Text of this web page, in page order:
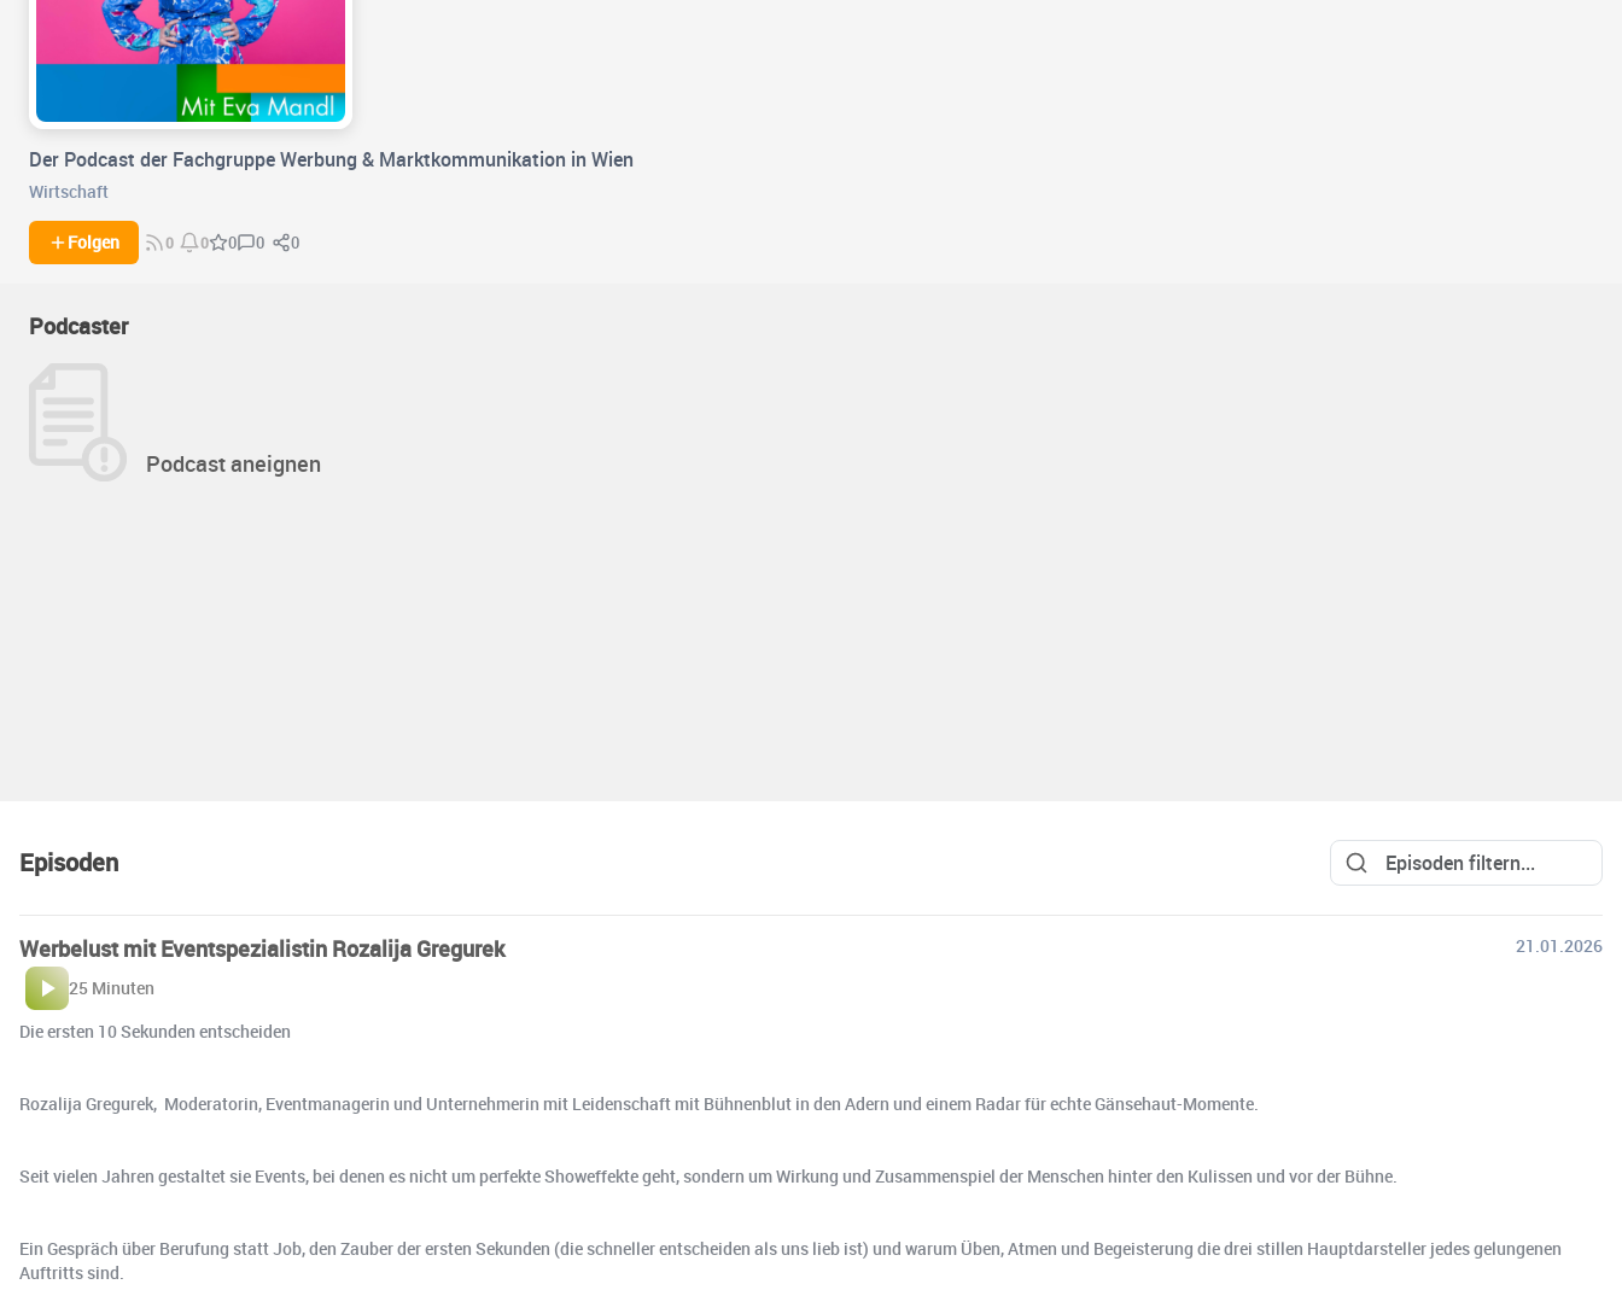
Der Podcast der Fachgruppe Werbung & Marktkommunikation in Wien
Wirtschaft
Folgen 0 0 0 0 0
Podcaster
Podcast aneignen
Episoden
Werbelust mit Eventspezialistin Rozalija Gregurek
21.01.2026
25 Minuten
Die ersten 10 Sekunden entscheiden
Rozalija Gregurek, Moderatorin, Eventmanagerin und Unternehmerin mit Leidenschaft mit Bühnenblut in den Adern und einem Radar für echte Gänsehaut-Momente.
Seit vielen Jahren gestaltet sie Events, bei denen es nicht um perfekte Showeffekte geht, sondern um Wirkung und Zusammenspiel der Menschen hinter den Kulissen und vor der Bühne.
Ein Gespräch über Berufung statt Job, den Zauber der ersten Sekunden (die schneller entscheiden als uns lieb ist) und warum Üben, Atmen und Begeisterung die drei stillen Hauptdarsteller jedes gelungenen
Auftritts sind.